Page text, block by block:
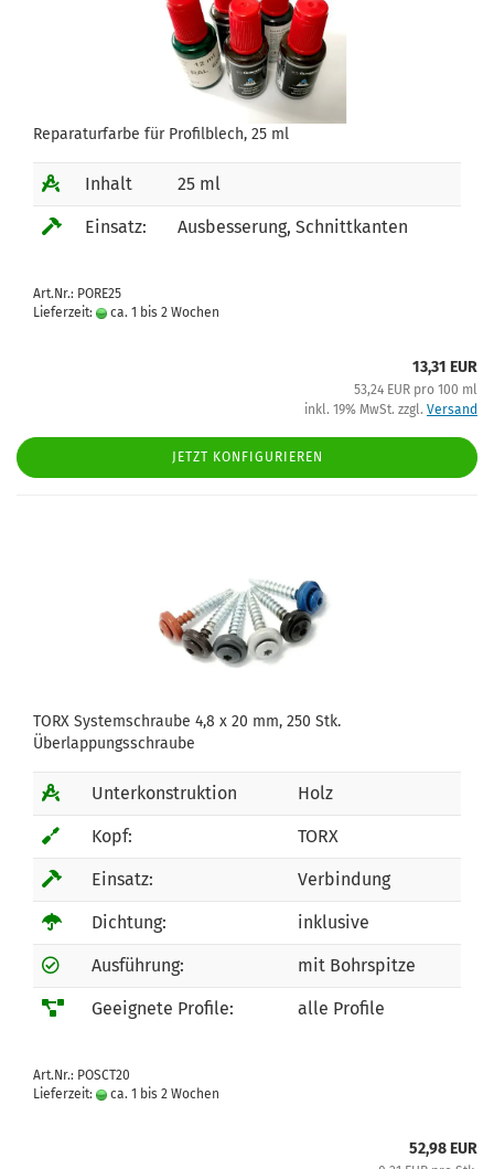
Reparaturfarbe für Profilblech, 25 ml
Inhalt 25 ml
Einsatz: Ausbesserung, Schnittkanten
Art.Nr.: PORE25
Lieferzeit:
ca. 1 bis 2 Wochen
13,31 EUR
53,24 EUR pro 100 ml
inkl. 19% MwSt. zzgl. Versand
JETZT KONFIGURIEREN
TORX Systemschraube 4,8 x 20 mm, 250 Stk.
Überlappungsschraube
Unterkonstruktion Holz
Kopf: TORX
Einsatz: Verbindung
Dichtung: inklusive
Ausführung: mit Bohrspitze
Geeignete Profile: alle Profile
Art.Nr.: POSCT20
Lieferzeit:
ca. 1 bis 2 Wochen
52,98 EUR